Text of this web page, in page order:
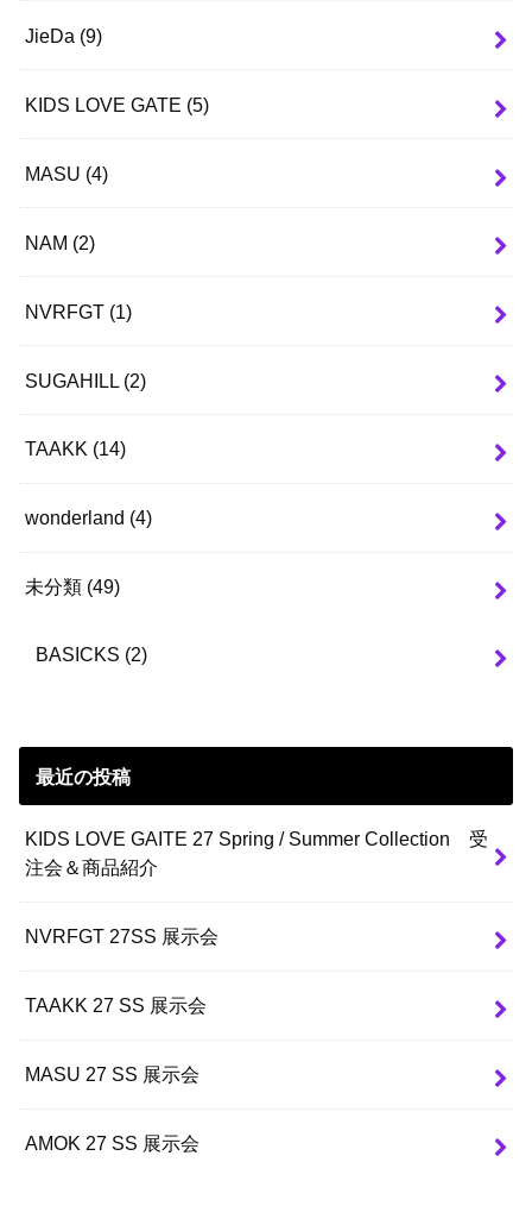
JieDa (9)
KIDS LOVE GATE (5)
MASU (4)
NAM (2)
NVRFGT (1)
SUGAHILL (2)
TAAKK (14)
wonderland (4)
未分類 (49)
BASICKS (2)
最近の投稿
KIDS LOVE GAITE 27 Spring / Summer Collection 受
注会＆商品紹介
NVRFGT 27SS 展示会
TAAKK 27 SS 展示会
MASU 27 SS 展示会
AMOK 27 SS 展示会